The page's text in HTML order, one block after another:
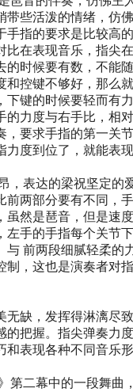
些活泼的情绪，仿
指的要求是比较高
在表现音乐，指尖
时候要有数，不能
控键不够好，那么
键的时候要轻而有
力度与右手比，相
要求手指的第一关
度到位了，就能表
表达的梁祝坚定的
两部分要有不同，
然是琶音，但是速
手的手指每个关节
前两段细腻轻柔的
，这也是演奏者对
缺，发挥得淋漓尽
把握。指尖弹奏力
表现各种不同音乐
二幕中的一段舞曲